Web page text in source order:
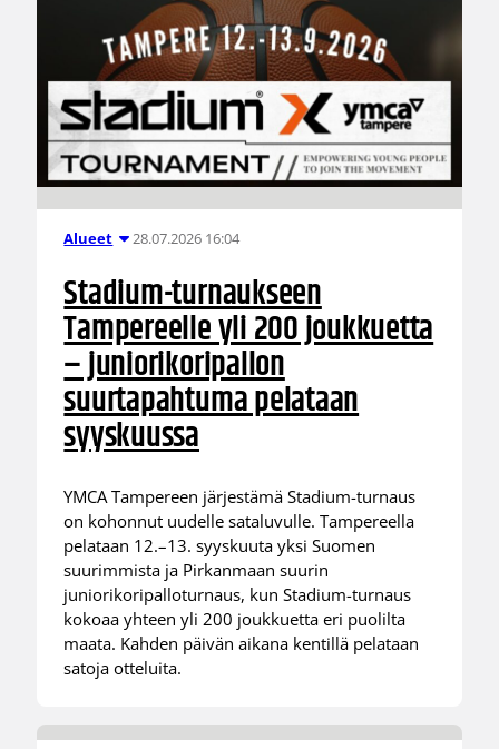
Alueet 28.07.2026 16:04
Stadium-turnaukseen
Tampereelle yli 200 joukkuetta
– juniorikoripallon
suurtapahtuma pelataan
syyskuussa
YMCA Tampereen järjestämä Stadium-turnaus
on kohonnut uudelle sataluvulle. Tampereella
pelataan 12.–13. syyskuuta yksi Suomen
suurimmista ja Pirkanmaan suurin
juniorikoripalloturnaus, kun Stadium-turnaus
kokoaa yhteen yli 200 joukkuetta eri puolilta
maata. Kahden päivän aikana kentillä pelataan
satoja otteluita.